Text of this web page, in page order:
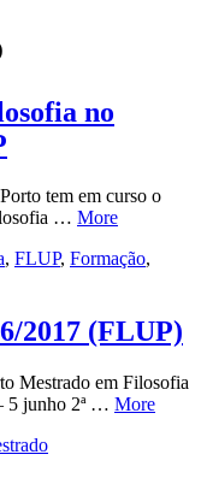
no
tem em curso o
… More
, FLUP, Formação,
2017 (FLUP)
Mestrado em Filosofia
5 junho 2ª … More